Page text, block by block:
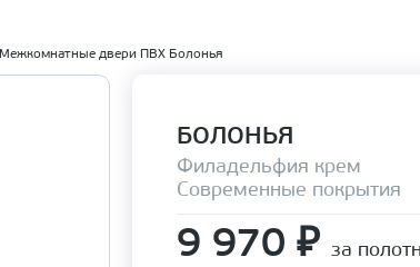
Межкомнатные двери ПВХ Болонья
БОЛОНЬЯ
Филадельфия крем
Современные покрытия
9 970 ₽ за